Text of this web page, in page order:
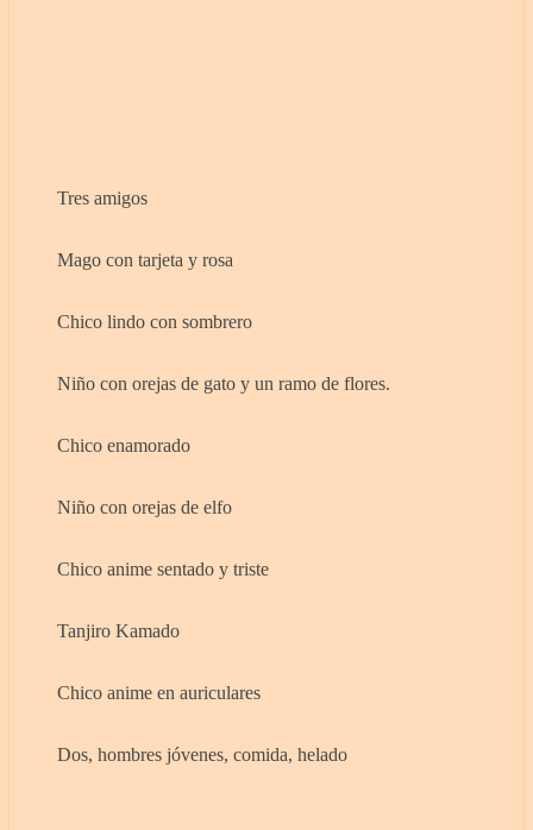
Tres amigos
Mago con tarjeta y rosa
Chico lindo con sombrero
Niño con orejas de gato y un ramo de flores.
Chico enamorado
Niño con orejas de elfo
Chico anime sentado y triste
Tanjiro Kamado
Chico anime en auriculares
Dos, hombres jóvenes, comida, helado